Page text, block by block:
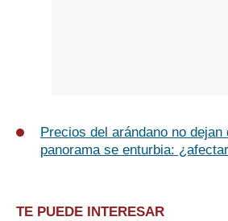
Precios del arándano no dejan
panorama se enturbia:
TE PUEDE INTERESAR